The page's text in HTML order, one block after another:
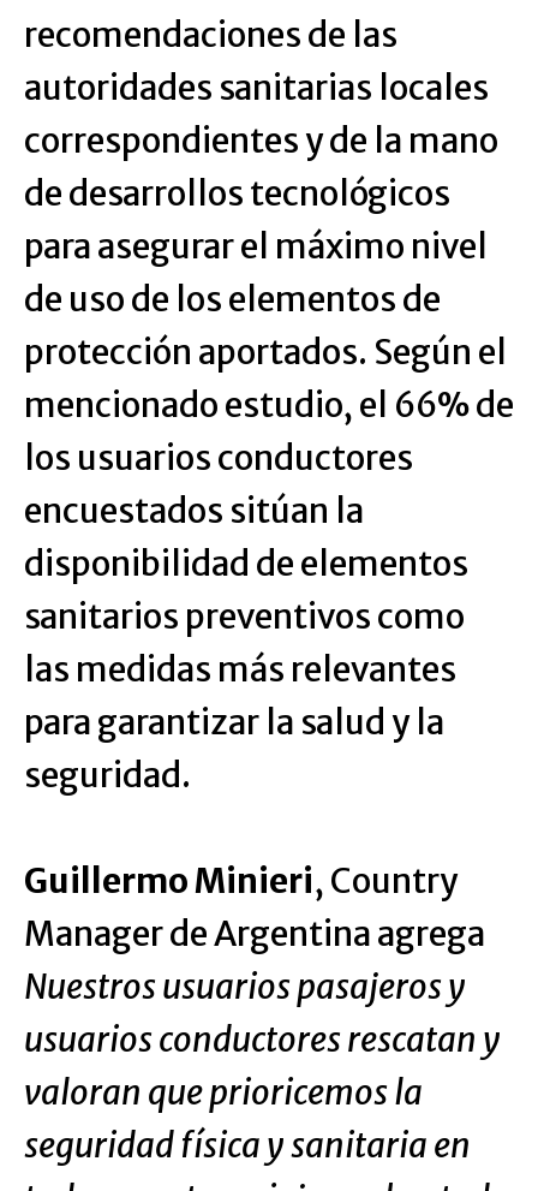
recomendaciones de las
autoridades sanitarias locales
correspondientes y de la mano
de desarrollos tecnológicos
para asegurar el máximo nivel
de uso de los elementos de
protección aportados. Según el
mencionado estudio, el 66% de
los usuarios conductores
encuestados sitúan la
disponibilidad de elementos
sanitarios preventivos como
las medidas más relevantes
para garantizar la salud y la
seguridad.
Guillermo Minieri, Country
Manager de Argentina agrega
Nuestros usuarios pasajeros y
usuarios conductores rescatan y
valoran que prioricemos la
seguridad física y sanitaria en